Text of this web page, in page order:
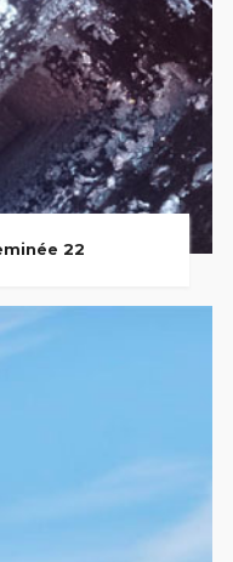
22